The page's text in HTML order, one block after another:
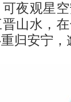
夜观星
山水，
归安宁